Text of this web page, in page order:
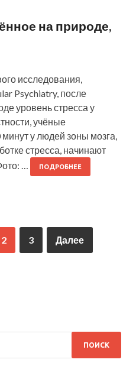
на природе,
исследования,
Psychiatry, после
уровень стресса у
учёные
у людей зоны мозга,
стресса, начинают
…
ПОДРОБНЕЕ
2 3 Далее